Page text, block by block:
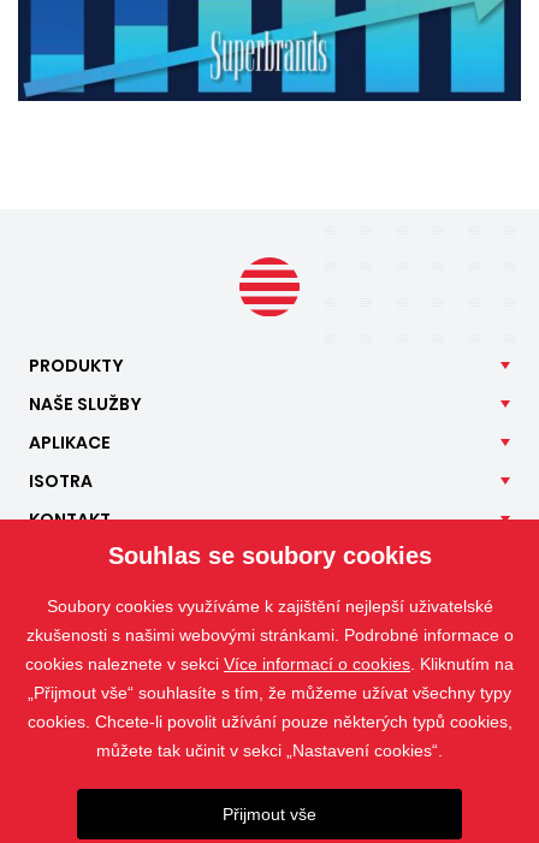
PRODUKTY
NAŠE SLUŽBY
APLIKACE
ISOTRA
KONTAKT
Souhlas se soubory cookies
Soubory cookies využíváme k zajištění nejlepší uživatelské
zkušenosti s našimi webovými stránkami. Podrobné informace o
cookies naleznete v sekci Více informací o cookies . Kliknutím na
„Přijmout vše“ souhlasíte s tím, že můžeme užívat všechny typy
cookies. Chcete-li povolit užívání pouze některých typů cookies,
můžete tak učinit v sekci „Nastavení cookies“.
Přijmout vše